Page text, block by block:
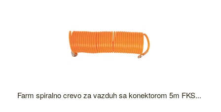
Farm spiralno crevo za vazduh sa konektorom 5m FKS...